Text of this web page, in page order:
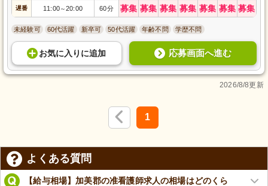
遅番 11:00～20:00 60分 募集 募集 募集 募集 募集 募集 募集
未経験可 60代活躍 新卒可 50代活躍 年齢不問 学歴不問
お気に入り に追加 応募画面へ進む
2026/8/8更新
1
よくある質問
【給与相場】加美郡の准看護師求人の相場はどのくら